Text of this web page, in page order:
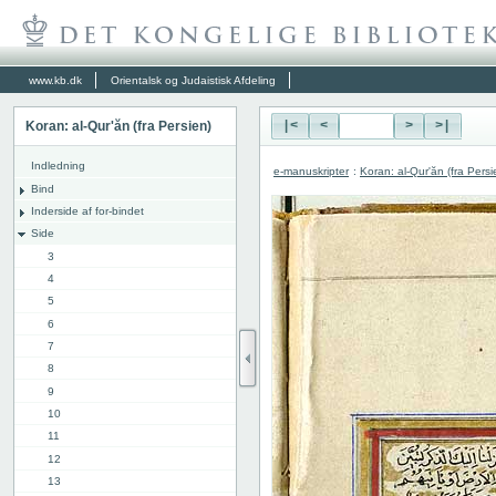
www.kb.dk Orientalsk og Judaistisk Afdeling
Koran: al-Qur'ăn (fra Persien)
Indledning
Bind
Inderside af for-bindet
Side
3
4
5
6
7
8
9
10
11
12
13
|< < > >|
e-manuskripter : Koran: al-Qur'ăn (fra